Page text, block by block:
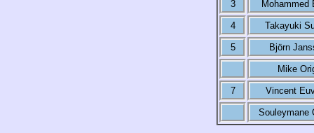
3 Mohammed
4 Takayuki
5 Björn
Mike
7 Vincent
Souleymane